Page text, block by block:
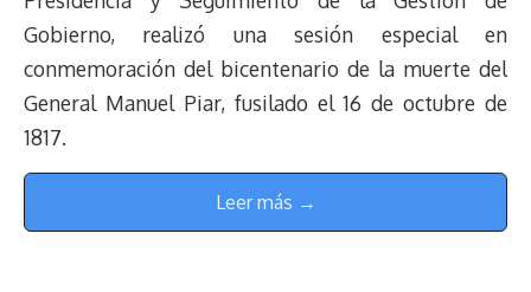
Gobierno, realizó una sesión especial en
conmemoración del bicentenario de la muerte del
General Manuel Piar, fusilado el 16 de octubre de
1817.
Leer más →